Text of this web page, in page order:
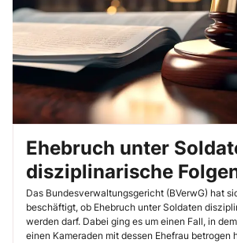
Ehebruch unter
disziplinarische
Das Bundesverwaltungsgericht (BVerwG) hat
beschäftigt, ob Ehebruch unter Soldaten
werden darf. Dabei ging es um einen Fall, in
einen Kameraden mit dessen Ehefrau betrogen